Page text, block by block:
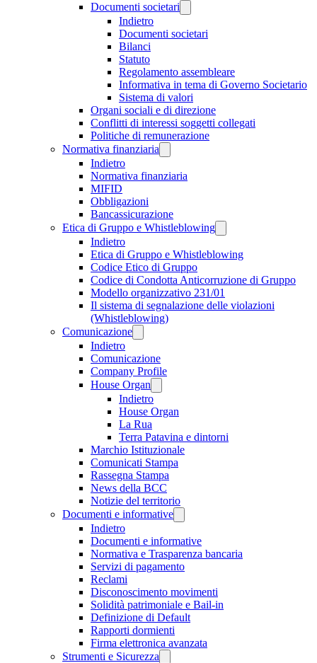
Documenti societari
Indietro
Documenti societari
Bilanci
Statuto
Regolamento assembleare
Informativa in tema di Governo Societario
Sistema di valori
Organi sociali e di direzione
Conflitti di interessi soggetti collegati
Politiche di remunerazione
Normativa finanziaria
Indietro
Normativa finanziaria
MIFID
Obbligazioni
Bancassicurazione
Etica di Gruppo e Whistleblowing
Indietro
Etica di Gruppo e Whistleblowing
Codice Etico di Gruppo
Codice di Condotta Anticorruzione di Gruppo
Modello organizzativo 231/01
Il sistema di segnalazione delle violazioni
(Whistleblowing)
Comunicazione
Indietro
Comunicazione
Company Profile
House Organ
Indietro
House Organ
La Rua
Terra Patavina e dintorni
Marchio Istituzionale
Comunicati Stampa
Rassegna Stampa
News della BCC
Notizie del territorio
Documenti e informative
Indietro
Documenti e informative
Normativa e Trasparenza bancaria
Servizi di pagamento
Reclami
Disconoscimento movimenti
Solidità patrimoniale e Bail-in
Definizione di Default
Rapporti dormienti
Firma elettronica avanzata
Strumenti e Sicurezza